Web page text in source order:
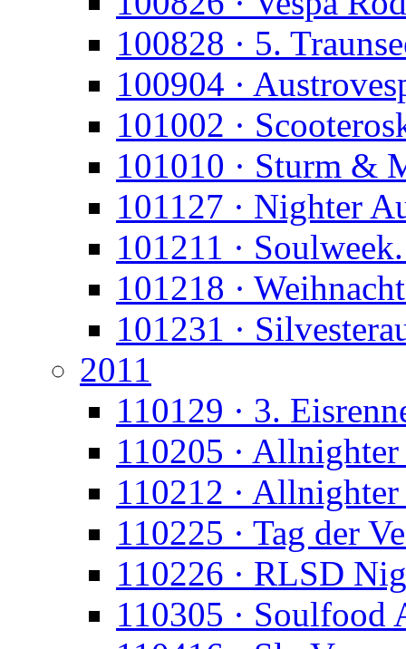
100828 · 5.
100904 ·
101002 ·
101010 · Sturm &
101127 · Nighter
101211 ·
101218 ·
101231 ·
2011
110129 · 3.
110205 ·
110212 ·
110225 · Tag der
110226 · RLSD
110305 · Soulfood